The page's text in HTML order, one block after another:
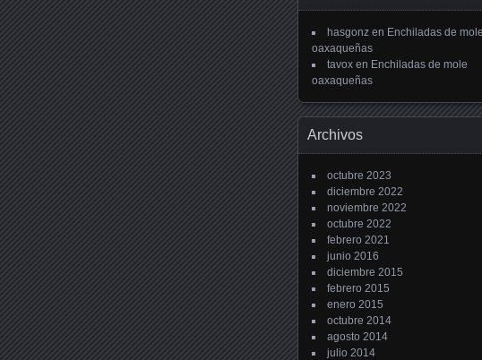
hasgonz en Enchiladas de mole
oaxaqueñas
tavox en Enchiladas de mole
oaxaqueñas
Archivos
octubre 2023
diciembre 2022
noviembre 2022
octubre 2022
febrero 2021
junio 2016
diciembre 2015
febrero 2015
enero 2015
octubre 2014
agosto 2014
julio 2014